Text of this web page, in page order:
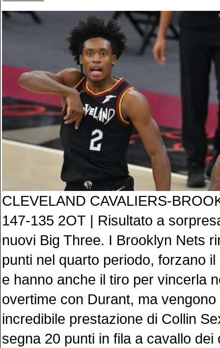
CLEVELAND CAVALIERS-
147-135 2OT | Risultato a
nuovi Big Three. I Brooklyn Nets
punti nel quarto periodo, forzano
e hanno anche il tiro per vincerla
overtime con Durant, ma
incredibile prestazione di Collin
segna 20 punti in fila a cavallo dei